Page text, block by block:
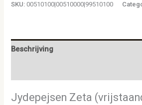
SKU:00510100|00510000|99510100
Beschrijving
Jydepejsen Zeta